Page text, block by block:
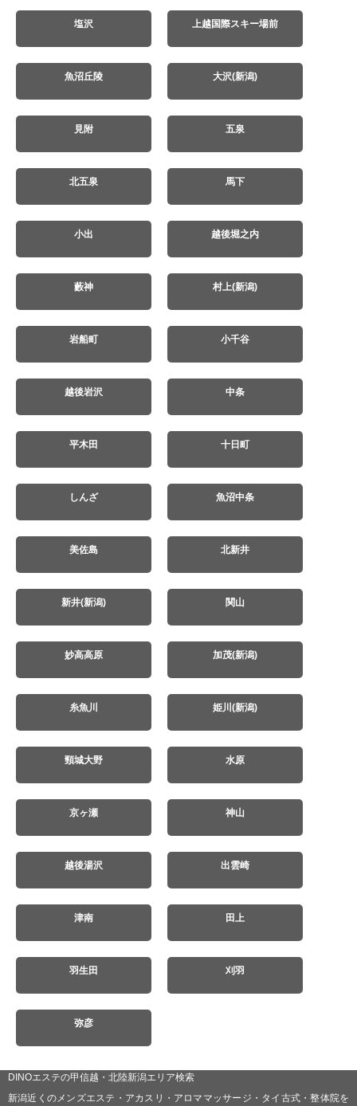
塩沢 上越国際スキー場前
魚沼丘陵 大沢(新潟)
見附 五泉
北五泉 馬下
小出 越後堀之内
藪神 村上(新潟)
岩船町 小千谷
越後岩沢 中条
平木田 十日町
しんざ 魚沼中条
美佐島 北新井
新井(新潟) 関山
妙高高原 加茂(新潟)
糸魚川 姫川(新潟)
頸城大野 水原
京ヶ瀬 神山
越後湯沢 出雲崎
津南 田上
羽生田 刈羽
弥彦
DINOエステの甲信越・北陸新潟エリア検索
新潟近くのメンズエステ・アカスリ・アロママッサージ・タイ古式・整体院を